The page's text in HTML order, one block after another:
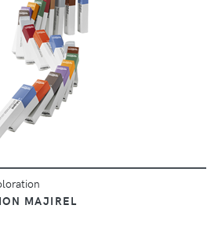
DÉTAILS
MAJIREL